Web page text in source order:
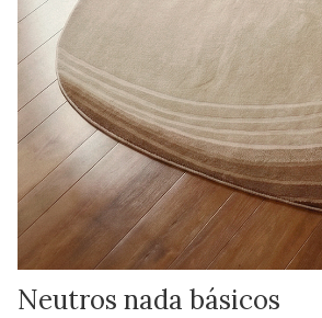
Neutros nada básicos